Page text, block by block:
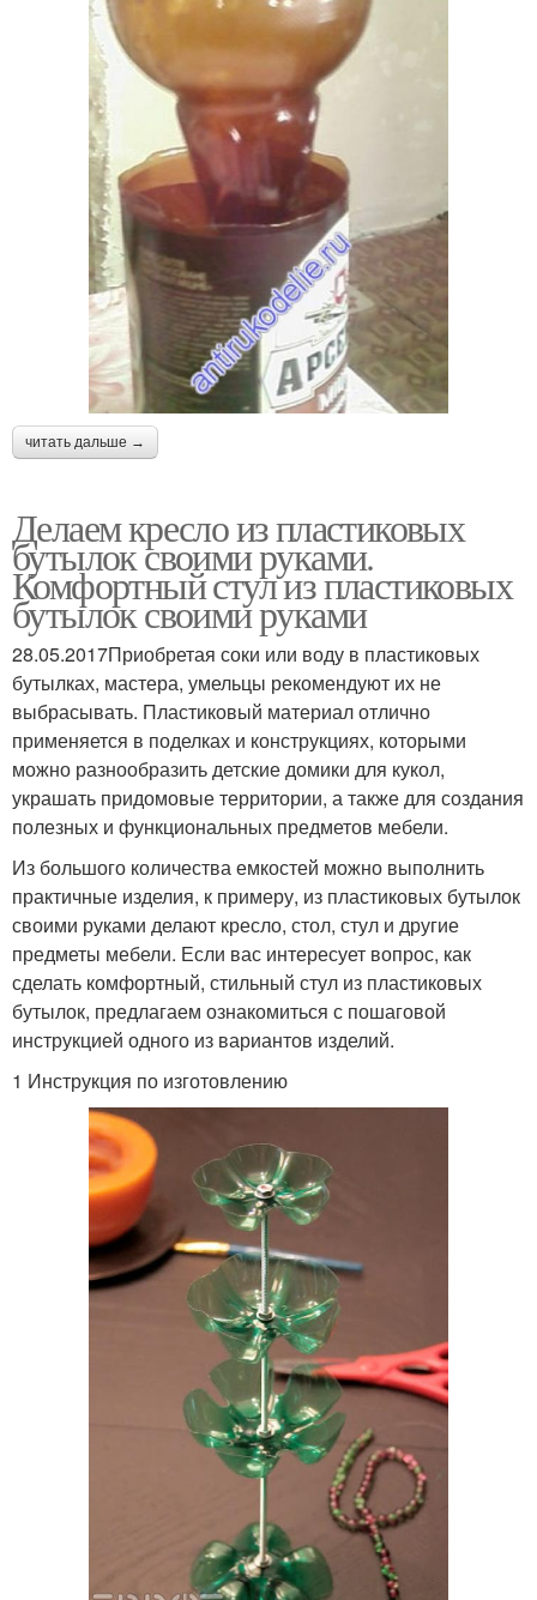
читать дальше →
Делаем кресло из пластиковых
бутылок своими руками.
Комфортный стул из пластиковых
бутылок своими руками
28.05.2017Приобретая соки или воду в пластиковых
бутылках, мастера, умельцы рекомендуют их не
выбрасывать. Пластиковый материал отлично
применяется в поделках и конструкциях, которыми
можно разнообразить детские домики для кукол,
украшать придомовые территории, а также для создания
полезных и функциональных предметов мебели.
Из большого количества емкостей можно выполнить
практичные изделия, к примеру, из пластиковых бутылок
своими руками делают кресло, стол, стул и другие
предметы мебели. Если вас интересует вопрос, как
сделать комфортный, стильный стул из пластиковых
бутылок, предлагаем ознакомиться с пошаговой
инструкцией одного из вариантов изделий.
1 Инструкция по изготовлению